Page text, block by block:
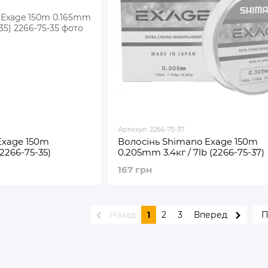
150m
75-35)
Артикул: 2266-75-37
Волосінь Shimano Exage 150m
0.205mm 3.4кг / 7lb (2266-75-37)
167 грн
Назад 1 2 3 Вперед